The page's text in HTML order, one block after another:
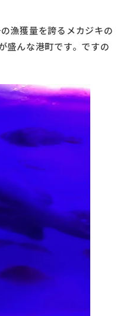
漁獲量を誇るメカジキの
盛んな港町です。ですの